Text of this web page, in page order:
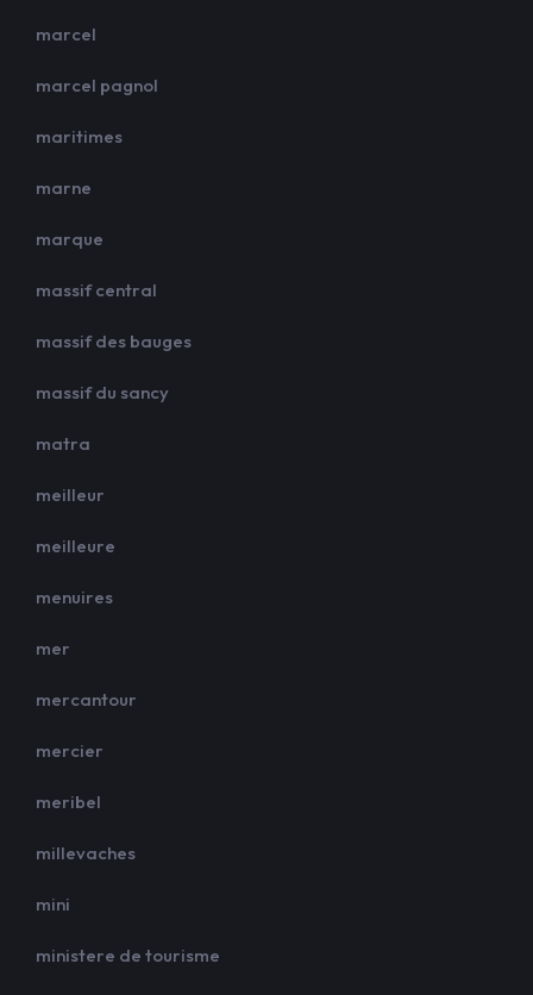
marcel
marcel pagnol
maritimes
marne
marque
massif central
massif des bauges
massif du sancy
matra
meilleur
meilleure
menuires
mer
mercantour
mercier
meribel
millevaches
mini
ministere de tourisme